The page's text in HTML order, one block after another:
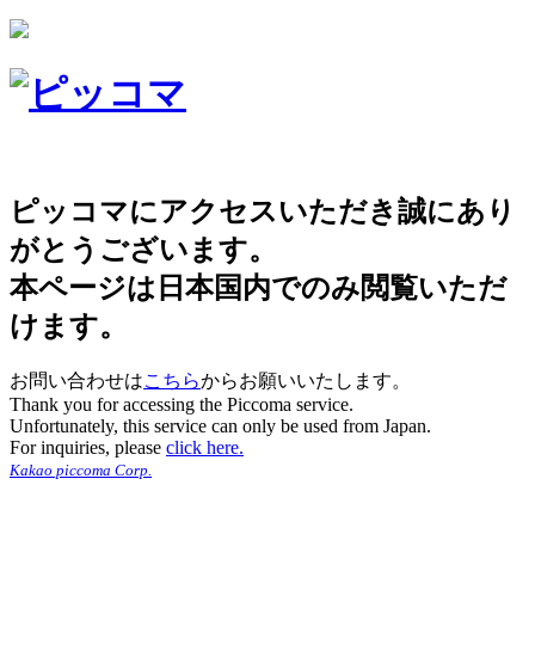
ピッコマにアクセスいただき誠にあり
がとうございます。
本ページは日本国内でのみ閲覧いただ
けます。
お問い合わせはこちらからお願いいたします。
Thank you for accessing the Piccoma service.
Unfortunately, this service can only be used from Japan.
For inquiries, please click here.
Kakao piccoma Corp.